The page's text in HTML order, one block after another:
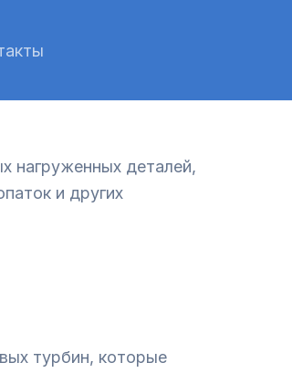
нагруженных деталей,
и других
турбин, которые